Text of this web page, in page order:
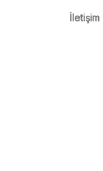
İletişim